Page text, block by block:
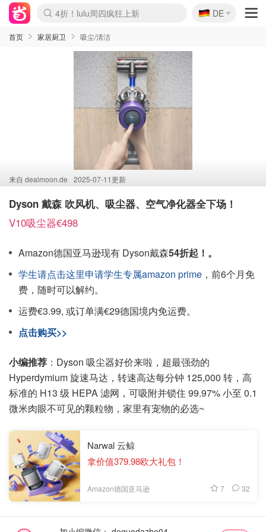
Boticinal 夏促开抢！
4折！lulu周四疯狂上新
还没结束！&OtherStories大促
Joybuy变相75折 随时失效
速领！Stanley独家85折
疑似霸哥！Camper额外叠85折
Zalando 奥莱闪促！每日更新
Moncler反季囤！5折起+叠9折
Coach Brooklyn仅€192
🇩🇪
DE
首页 家居厨卫 吸尘/清洁
来自 dealmoon.de 2025-07-11更新
Dyson 戴森 吹风机、吸尘器、空气净化器全下场！
V10吸尘器€498
Amazon德国亚马逊现有 Dyson戴森54折起！。
学生请点击这里申请学生专属amazon prime ，前6个月免
费，随时可以解约。
运费€3.99, 或订单满€29德国境内免运费。
点击购买>>
小编推荐 ：Dyson 吸尘器好价来啦，超最强劲的
Hyperdymium 旋速马达，转速高达每分钟 125,000 转，高
标准的 H13 级 HEPA 滤网，可吸附并锁住 99.97% 小至 0.1
微米肉眼不可见的颗粒物，家里有宠物的必选~
Narwal 云鲸
拿价值379.98欧大礼包！
Amazon德国亚马逊 7 32